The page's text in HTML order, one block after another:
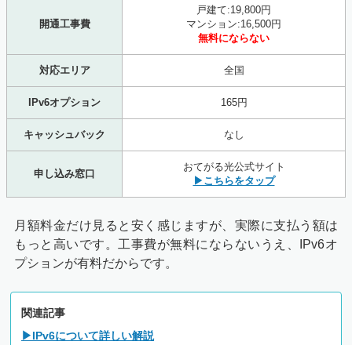
開通工事費
戸建て:19,800円
マンション:16,500円
無料にならない
対応エリア 全国
IPv6オプション 165円
キャッシュバック なし
申し込み窓口
おてがる光公式サイト
▶こちらをタップ
月額料金だけ見ると安く感じますが、実際に支払う額は
もっと高いです。工事費が無料にならないうえ、IPv6オ
プションが有料だからです。
関連記事
▶IPv6について詳しい解説